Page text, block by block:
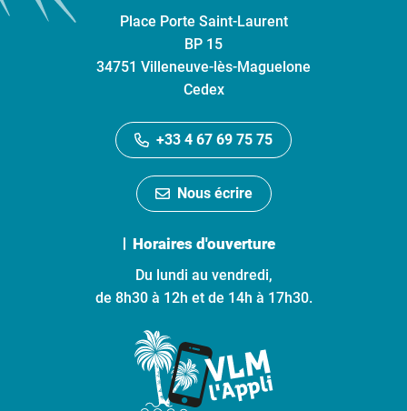
Place Porte Saint-Laurent
BP 15
34751 Villeneuve-lès-Maguelone
Cedex
+33 4 67 69 75 75
Nous écrire
Horaires d'ouverture
Du lundi au vendredi,
de 8h30 à 12h et de 14h à 17h30.